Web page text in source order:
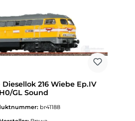
Diesellok 216 Wiebe Ep.IV
H0/GL Sound
br41188